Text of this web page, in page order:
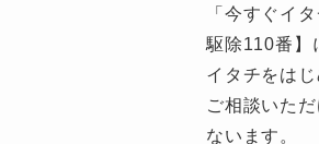
「今すぐイ
駆除110番】
イタチをは
ご相談いた
ないます。